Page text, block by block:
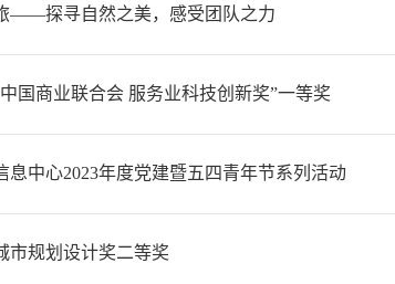
——探寻自然之美，感受团队之力
国商业联合会 服务业科技创新奖”一等奖
息中心2023年度党建暨五四青年节系列活动
市规划设计奖二等奖